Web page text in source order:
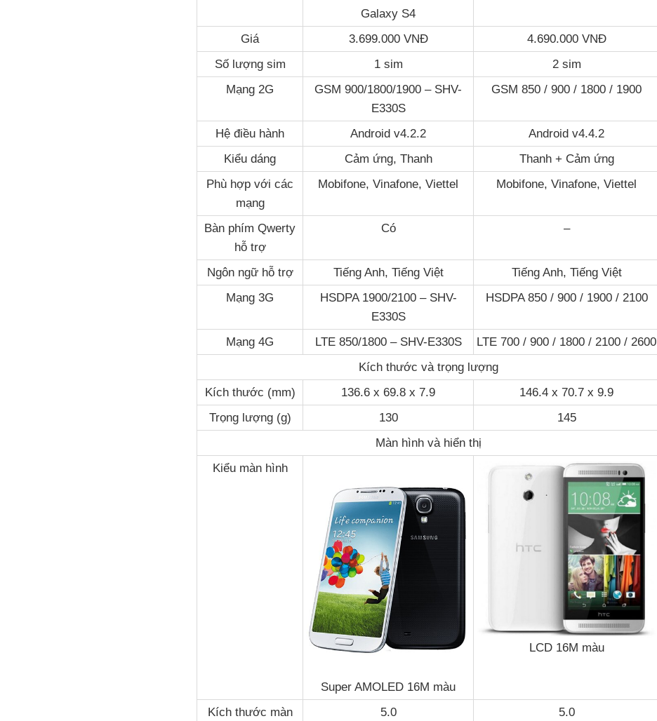
Galaxy S4
Giá 3.699.000 VNĐ
4.690.000 VNĐ
Số lượng sim
1 sim
2 sim
Mạng 2G
GSM 900/1800/1900 – SHV-
E330S
GSM 850 / 900 / 1800 / 1900
Hệ điều hành Android v4.2.2
Android v4.4.2
Kiểu dáng
Cảm ứng, Thanh
Thanh + Cảm ứng
Phù hợp với các
mạng
Mobifone, Vinafone, Viettel Mobifone, Vinafone, Viettel
Bàn phím Qwerty
hỗ trợ
Có –
Ngôn ngữ hỗ trợ Tiếng Anh, Tiếng Việt
Tiếng Anh, Tiếng Việt
Mạng 3G
HSDPA 1900/2100 – SHV-
E330S
HSDPA 850 / 900 / 1900 / 2100
Mạng 4G LTE 850/1800 – SHV-E330S
LTE 700 / 900 / 1800 / 2100 / 2600
Kích thước và trọng lượng
Kích thước (mm)
136.6 x 69.8 x 7.9
146.4 x 70.7 x 9.9
Trọng lượng (g)
130
145
Màn hình và hiển thị
Kiểu màn hình
Super AMOLED 16M màu
LCD 16M màu
Kích thước màn
5.0 5.0